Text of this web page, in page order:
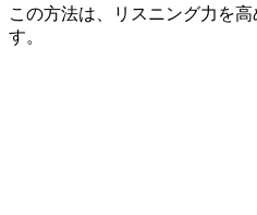
この方法は、リスニング力を
す。